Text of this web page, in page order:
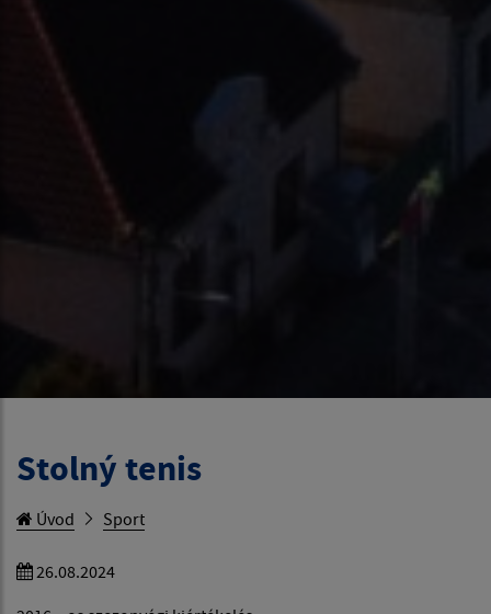
Stolný tenis
Úvod Sport
26.08.2024